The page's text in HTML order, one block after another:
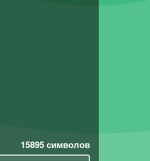
15895символов